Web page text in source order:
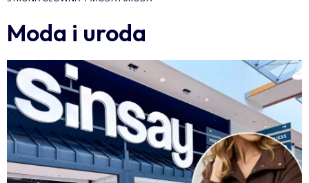
Moda i uroda